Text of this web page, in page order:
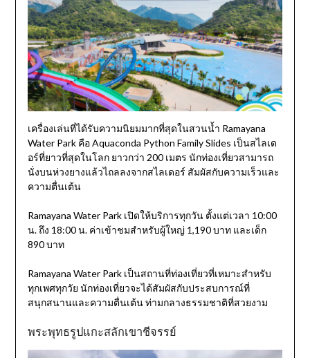
เครื่องเล่นที่ได้รับความนิยมมากที่สุดในสวนน้ำ Ramayana
Water Park คือ Aquaconda Python Family Slides เป็นสไลเด
อร์ที่ยาวที่สุดในโลก ยาวกว่า 200 เมตร นักท่องเที่ยวสามารถ
นั่งบนห่วงยางแล้วไถลลงจากสไลเดอร์ สัมผัสกับความเร็วและ
ความตื่นเต้น
Ramayana Water Park เปิดให้บริการทุกวัน ตั้งแต่เวลา 10:00
น. ถึง 18:00 น. ค่าเข้าชมสำหรับผู้ใหญ่ 1,190 บาท และเด็ก
890 บาท
Ramayana Water Park เป็นสถานที่ท่องเที่ยวที่เหมาะสำหรับ
ทุกเพศทุกวัย นักท่องเที่ยวจะได้สัมผัสกับประสบการณ์ที่
สนุกสนานและความตื่นเต้น ท่ามกลางธรรมชาติที่สวยงาม
พระพุทธรูปแกะสลักเขาชีจรรย์